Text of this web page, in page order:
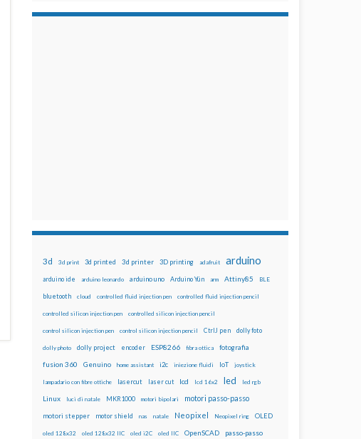
3d 3d print 3d printed 3d printer 3D printing adafruit arduino
arduino ide arduino leonardo arduino uno Arduino Yún arm Attiny85 BLE
bluetooth cloud controlled fluid injection pen controlled fluid injection pencil
controlled silicon injection pen controlled silicon injection pencil
control silicon injection pen control silicon injection pencil CtrlJ pen dolly foto
dolly photo dolly project encoder ESP8266 fibra ottica fotografia
fusion 360 Genuino home assistant i2c iniezione fluidi IoT joystick
lampadario con fibre ottiche lasercut laser cut lcd lcd 16x2 led led rgb
Linux luci di natale MKR1000 motori bipolari motori passo-passo
motori stepper motor shield nas natale Neopixel Neopixel ring OLED
oled 128x32 oled 128x32 IIC oled i2C oled IIC OpenSCAD passo-passo